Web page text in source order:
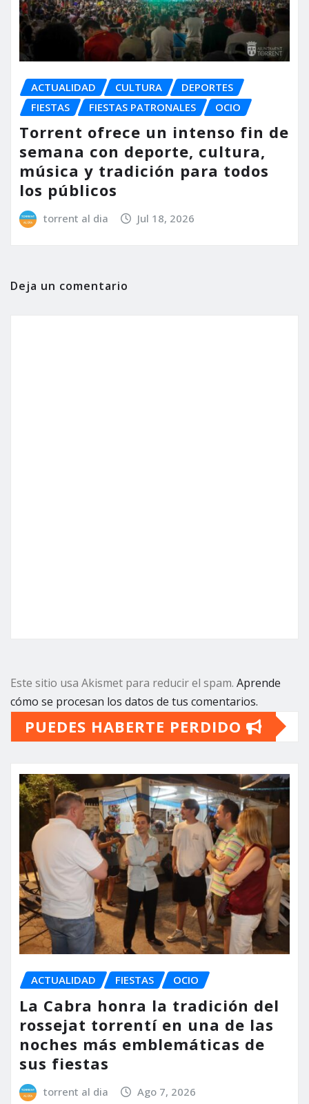
ACTUALIDAD CULTURA
DEPORTES
FIESTAS
FIESTAS PATRONALES OCIO
Torrent ofrece un intenso fin de
semana con deporte, cultura,
música y tradición para todos
los públicos
torrent al dia Jul 18, 2026
Deja un comentario
Este sitio usa Akismet para reducir el spam. Aprende
cómo se procesan los datos de tus comentarios.
PUEDES HABERTE PERDIDO
ACTUALIDAD FIESTAS OCIO
La Cabra honra la tradición del
rossejat torrentí en una de las
noches más emblemáticas de
sus fiestas
torrent al dia Ago 7, 2026